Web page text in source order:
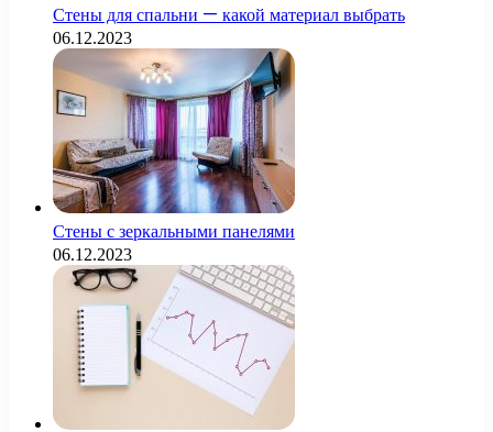
Стены для спальни — какой материал выбрать
06.12.2023
Стены с зеркальными панелями
06.12.2023